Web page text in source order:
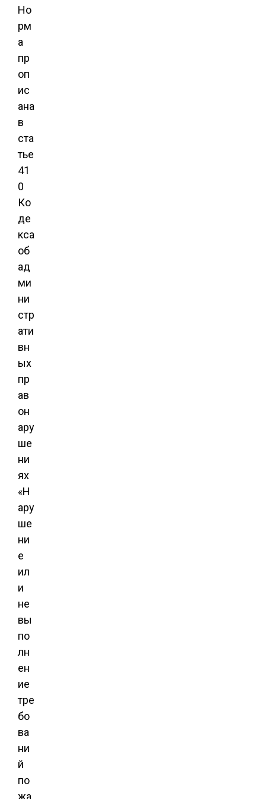
Но
рм
а
пр
оп
ис
ана
в
ста
тье
41
0
Ко
де
кса
об
ад
ми
ни
стр
ати
вн
ых
пр
ав
он
ару
ше
ни
ях
«Н
ару
ше
ни
е
ил
и
не
вы
по
лн
ен
ие
тре
бо
ва
ни
й
по
жа